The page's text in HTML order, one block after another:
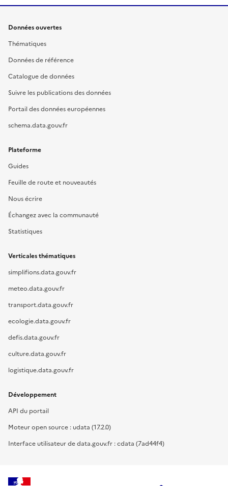
Données ouvertes
Thématiques
Données de référence
Catalogue de données
Suivre les publications des données
Portail des données européennes
schema.data.gouv.fr
Plateforme
Guides
Feuille de route et nouveautés
Nous écrire
Échangez avec la communauté
Statistiques
Verticales thématiques
simplifions.data.gouv.fr
meteo.data.gouv.fr
transport.data.gouv.fr
ecologie.data.gouv.fr
defis.data.gouv.fr
culture.data.gouv.fr
logistique.data.gouv.fr
Développement
API du portail
Moteur open source : udata (17.2.0)
Interface utilisateur de data.gouv.fr : cdata (7ad44f4)